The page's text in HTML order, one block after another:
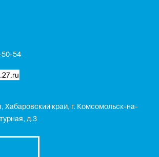
50-54
Хабаровский край, г. Комсомольск-на-
д.3